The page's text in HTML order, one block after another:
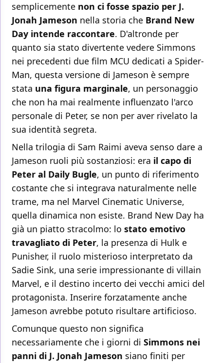
semplicemente non ci fosse spazio per J.
Jonah Jameson nella storia che Brand New
Day intende raccontare. D'altronde per
quanto sia stato divertente vedere Simmons
nei precedenti due film MCU dedicati a Spider-
Man, questa versione di Jameson è sempre
stata una figura marginale, un personaggio
che non ha mai realmente influenzato l'arco
personale di Peter, se non per aver rivelato la
sua identità segreta.
Nella trilogia di Sam Raimi aveva senso dare a
Jameson ruoli più sostanziosi: era il capo di
Peter al Daily Bugle, un punto di riferimento
costante che si integrava naturalmente nelle
trame, ma nel Marvel Cinematic Universe,
quella dinamica non esiste. Brand New Day ha
già un piatto stracolmo: lo stato emotivo
travagliato di Peter, la presenza di Hulk e
Punisher, il ruolo misterioso interpretato da
Sadie Sink, una serie impressionante di villain
Marvel, e il destino incerto dei vecchi amici del
protagonista. Inserire forzatamente anche
Jameson avrebbe potuto risultare artificioso.
Comunque questo non significa
necessariamente che i giorni di Simmons nei
panni di J. Jonah Jameson siano finiti per